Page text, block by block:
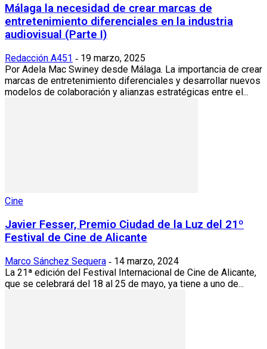
Málaga la necesidad de crear marcas de
entretenimiento diferenciales en la industria
audiovisual (Parte I)
Redacción A451 - 19 marzo, 2025
Por Adela Mac Swiney desde Málaga. La importancia de crear
marcas de entretenimiento diferenciales y desarrollar nuevos
modelos de colaboración y alianzas estratégicas entre el...
Cine
Javier Fesser, Premio Ciudad de la Luz del 21º
Festival de Cine de Alicante
Marco Sánchez Sequera - 14 marzo, 2024
La 21ª edición del Festival Internacional de Cine de Alicante,
que se celebrará del 18 al 25 de mayo, ya tiene a uno de...